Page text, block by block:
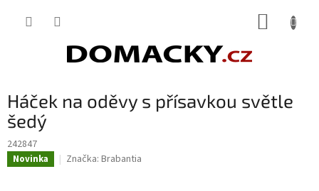
Háček na oděvy s přísavkou světle
šedý
242847
Novinka Značka: Brabantia